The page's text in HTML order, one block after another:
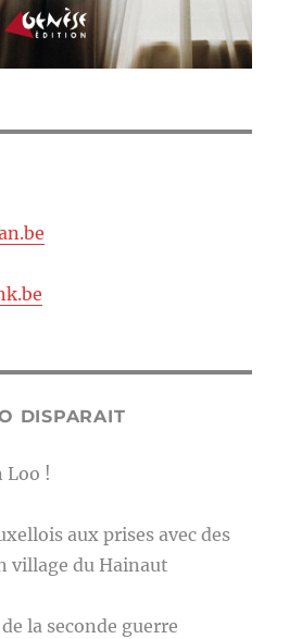
DISPARAIT
Loo !
aux prises avec des
village du Hainaut
la seconde guerre